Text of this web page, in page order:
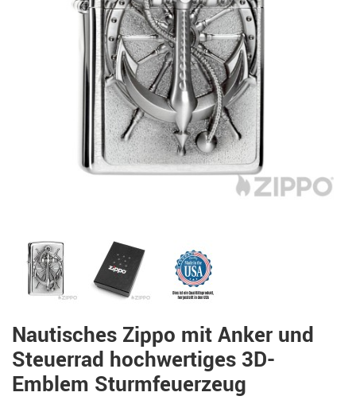
Nautisches Zippo mit Anker und
Steuerrad hochwertiges 3D-
Emblem Sturmfeuerzeug